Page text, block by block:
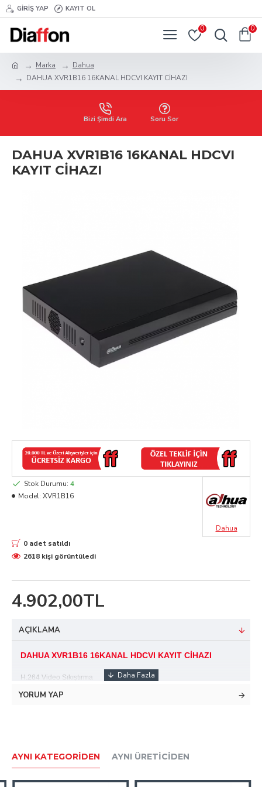
GIRIŞ YAP KAYIT OL
0 0
Marka
Dahua
DAHUA XVR1B16 16KANAL HDCVI KAYIT CİHAZI
Bizi Şimdi Ara Soru Sor
DAHUA XVR1B16 16KANAL HDCVI
KAYIT CİHAZI
4.902,00TL
Stok Durumu: 4
Model: XVR1B16
Dahua
0 adet satıldı
2618 kişi görüntüledi
AÇIKLAMA
DAHUA XVR1B16 16KANAL HDCVI KAYIT CİHAZI
H.264 Video Sıkıştırma
HDCVI/AHD/TVI/CVBS/IP Video Girişlerini Destekler
YORUM YAP
AYNI KATEGORIDEN AYNI ÜRETICIDEN